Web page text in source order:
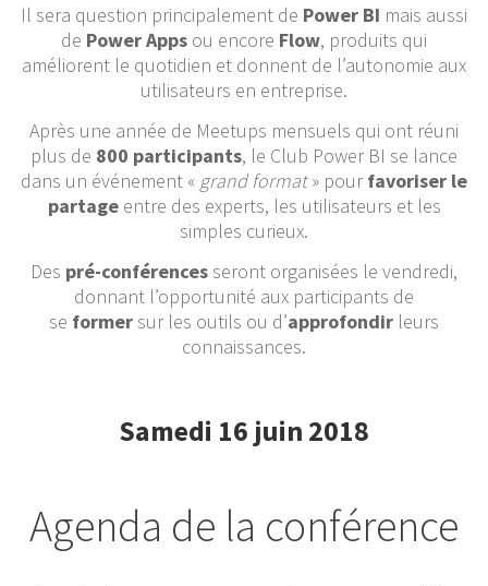
Il sera question principalement de Power BI mais aussi
de Power Apps ou encore Flow, produits qui
améliorent le quotidien et donnent de l’autonomie aux
utilisateurs en entreprise.
Après une année de Meetups mensuels qui ont réuni
plus de 800 participants, le Club Power BI se lance
dans un événement « grand format» pourfavoriser le
partageentre des experts, les utilisateurs et les
simples curieux.
Des pré-conférences seront organisées le vendredi,
donnant l’opportunité aux participants de
se former sur les outils ou d’approfondir leurs
connaissances.
Samedi 16 juin 2018
Agenda de la conférence